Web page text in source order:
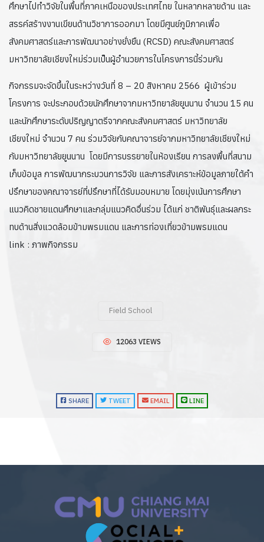
ศึกษาไปทำวิจัยในพื้นที่ภาคเหนือของประเทศไทย ในหลากหลายด้าน และ
สรรค์สร้างงานเขียนด้านวิชาการออกมา โดยมีศูนย์ภูมิภาคเพื่อ
สังคมศาสตร์และการพัฒนาอย่างยั่งยืน (RCSD) คณะสังคมศาสตร์
มหาวิทยาลัยเชียงใหม่ร่วมเป็นผู้อำนวยการในโครงการนี้ร่วมกัน
กิจกรรมจะจัดขึ้นในระหว่างวันที่ 8 – 20 สิงหาคม 2566 ผู้เข้าร่วม
โครงการ จะประกอบด้วยนักศึกษาจากมหาวิทยาลัยยูนนาน จำนวน 15 คน
และนักศึกษาระดับปริญญาตรีจากคณะสังคมศาสตร์ มหาวิทยาลัย
เชียงใหม่ จำนวน 7 คน ร่วมวิจัยกับคณาจารย์จากมหาวิทยาลัยเชียงใหม่
กับมหาวิทยาลัยยูนนาน โดยมีการบรรยายในห้องเรียน การลงพื้นที่สนาม
เก็บข้อมูล การพัฒนากระบวนการวิจัย และการสังเคราะห์ข้อมูลภายใต้คำ
ปรึกษาของคณาจารย์ที่ปรึกษาที่ได้รับมอบหมาย โดยมุ่งเน้นการศึกษา
แนวคิดชายแดนศึกษาและกลุ่มแนวคิดอื่นร่วม ได้แก่ ชาติพันธุ์และผลกระ
ทบด้านสิ่งแวดล้อมข้ามพรมแดน และการท่องเที่ยวข้ามพรมแดน
link : ภาพกิจกรรม
Field School
12063 VIEWS
SHARE TWEET EMAIL LINE